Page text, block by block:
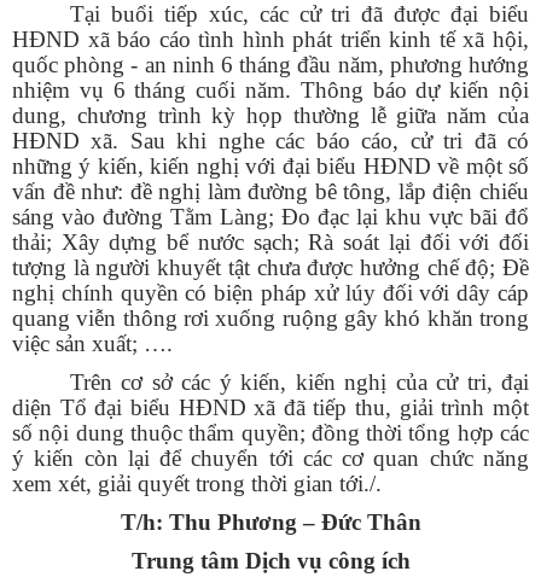
Tại buổi tiếp xúc, các cử tri đã được đại biểu
HĐND xã báo cáo tình hình phát triển kinh tế xã hội,
quốc phòng - an ninh 6 tháng đầu năm, phương hướng
nhiệm vụ 6 tháng cuối năm. Thông báo dự kiến nội
dung, chương trình kỳ họp thường lễ giữa năm của
HĐND xã. Sau khi nghe các báo cáo, cử tri đã có
những ý kiến, kiến nghị với đại biểu HĐND về một số
vấn đề như: đề nghị làm đường bê tông, lắp điện chiếu
sáng vào đường Tằm Làng; Đo đạc lại khu vực bãi đổ
thải; Xây dựng bể nước sạch; Rà soát lại đối với đối
tượng là người khuyết tật chưa được hưởng chế độ; Đề
nghị chính quyền có biện pháp xử lúy đối với dây cáp
quang viễn thông rơi xuống ruộng gây khó khăn trong
việc sản xuất; ….
Trên cơ sở các ý kiến, kiến nghị của cử tri, đại
diện Tổ đại biểu HĐND xã đã tiếp thu, giải trình một
số nội dung thuộc thẩm quyền; đồng thời tổng hợp các
ý kiến còn lại để chuyển tới các cơ quan chức năng
xem xét, giải quyết trong thời gian tới./.
T/h: Thu Phương – Đức Thân
Trung tâm Dịch vụ công ích